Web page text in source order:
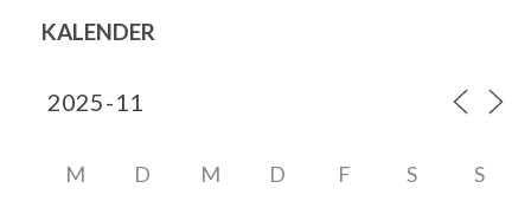
KALENDER
M D M D F S S